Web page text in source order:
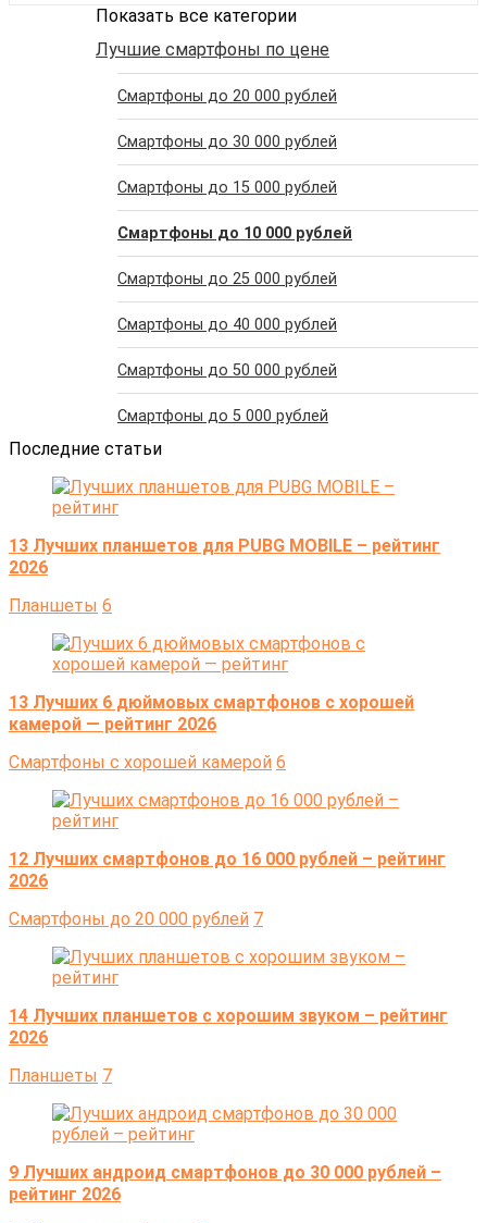
Показать все категории
Лучшие смартфоны по цене
Cмартфоны до 20 000 рублей
Cмартфоны до 30 000 рублей
Cмартфоны до 15 000 рублей
Cмартфоны до 10 000 рублей
Cмартфоны до 25 000 рублей
Cмартфоны до 40 000 рублей
Cмартфоны до 50 000 рублей
Cмартфоны до 5 000 рублей
Последние статьи
13 Лучших планшетов для PUBG MOBILE – рейтинг
2026
Планшеты 6
13 Лучших 6 дюймовых смартфонов с хорошей
камерой — рейтинг 2026
Cмартфоны с хорошей камерой 6
12 Лучших смартфонов до 16 000 рублей – рейтинг
2026
Cмартфоны до 20 000 рублей 7
14 Лучших планшетов с хорошим звуком – рейтинг
2026
Планшеты 7
9 Лучших андроид смартфонов до 30 000 рублей –
рейтинг 2026